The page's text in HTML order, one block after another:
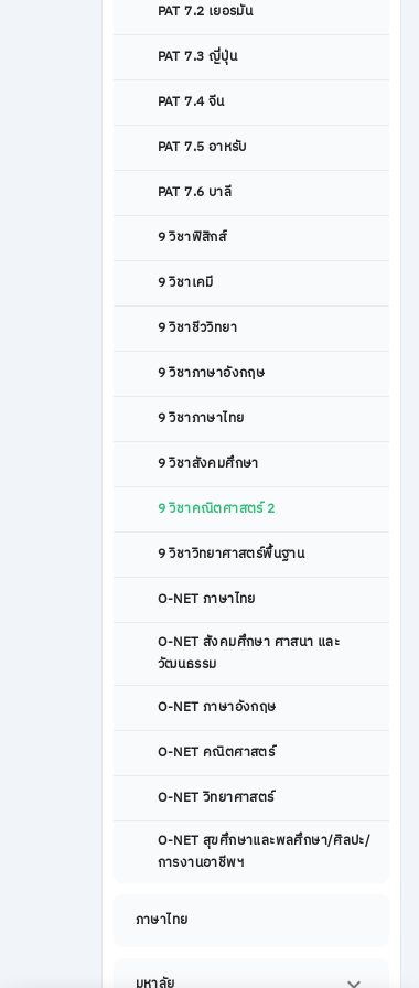
PAT 7.2 เยอรมัน
PAT 7.3 ญี่ปุ่น
PAT 7.4 จีน
PAT 7.5 อาหรับ
PAT 7.6 บาลี
9 วิชาฟิสิกส์
9 วิชาเคมี
9 วิชาชีววิทยา
9 วิชาภาษาอังกฤษ
9 วิชาภาษาไทย
9 วิชาสังคมศึกษา
9 วิชาคณิตศาสตร์ 2
9 วิชาวิทยาศาสตร์พื้นฐาน
O-NET ภาษาไทย
O-NET สังคมศึกษา ศาสนา และ
วัฒนธรรม
O-NET ภาษาอังกฤษ
O-NET คณิตศาสตร์
O-NET วิทยาศาสตร์
O-NET สุขศึกษาและพลศึกษา/ศิลปะ/
การงานอาชีพฯ
ภาษาไทย